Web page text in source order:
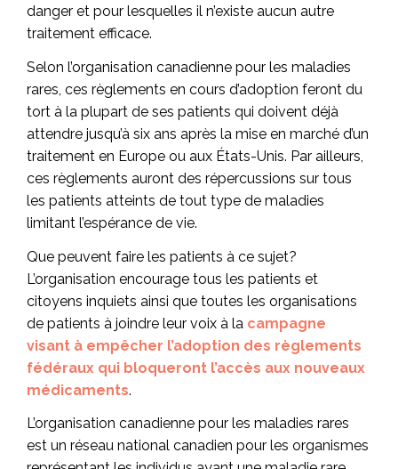
danger et pour lesquelles il n’existe aucun autre
traitement efficace.
Selon l’organisation canadienne pour les maladies
rares, ces règlements en cours d’adoption feront du
tort à la plupart de ses patients qui doivent déjà
attendre jusqu’à six ans après la mise en marché d’un
traitement en Europe ou aux États-Unis. Par ailleurs,
ces règlements auront des répercussions sur tous
les patients atteints de tout type de maladies
limitant l’espérance de vie.
Que peuvent faire les patients à ce sujet?
L’organisation encourage tous les patients et
citoyens inquiets ainsi que toutes les organisations
de patients à joindre leur voix à la campagne
visant à empêcher l’adoption des règlements
fédéraux qui bloqueront l’accès aux nouveaux
médicaments.
L’organisation canadienne pour les maladies rares
est un réseau national canadien pour les organismes